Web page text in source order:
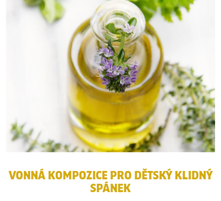
VONNÁ KOMPOZICE PRO DĚTSKÝ KLIDNÝ
SPÁNEK